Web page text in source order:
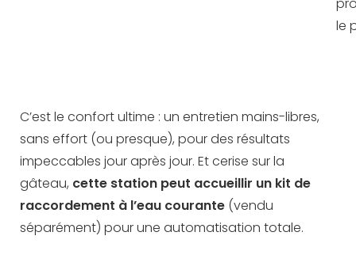
le
C’est le confort ultime : un entretien mains-libres,
sans effort (ou presque), pour des résultats
impeccables jour après jour. Et cerise sur la
gâteau, cette station peut accueillir un kit de
raccordement à l’eau courante (vendu
séparément) pour une automatisation totale.